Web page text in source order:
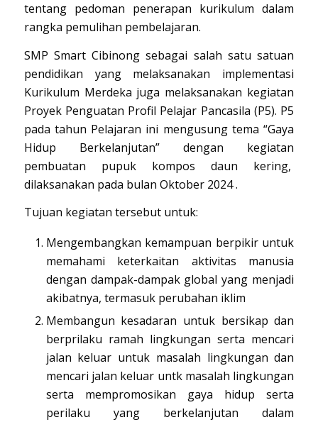
tentang pedoman penerapan kurikulum dalam
rangka pemulihan pembelajaran.
SMP Smart Cibinong sebagai salah satu satuan
pendidikan yang melaksanakan implementasi
Kurikulum Merdeka juga melaksanakan kegiatan
Proyek Penguatan Profil Pelajar Pancasila (P5). P5
pada tahun Pelajaran ini mengusung tema “Gaya
Hidup Berkelanjutan” dengan kegiatan
pembuatan pupuk kompos daun kering,
dilaksanakan pada bulan Oktober 2024 .
Tujuan kegiatan tersebut untuk:
Mengembangkan kemampuan berpikir untuk
memahami keterkaitan aktivitas manusia
dengan dampak-dampak global yang menjadi
akibatnya, termasuk perubahan iklim
Membangun kesadaran untuk bersikap dan
berprilaku ramah lingkungan serta mencari
jalan keluar untuk masalah lingkungan dan
mencari jalan keluar untk masalah lingkungan
serta mempromosikan gaya hidup serta
perilaku yang berkelanjutan dalam